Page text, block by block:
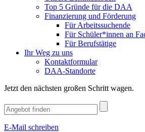
Top 5 Gründe für die DAA
Finanzierung und Förderung
Für Arbeitssuchende
Für Schüler*innen an
Für Berufstätige
Ihr Weg zu uns
Kontaktformular
DAA-Standorte
Jetzt den nächsten großen Schritt wagen.
E-Mail schreiben